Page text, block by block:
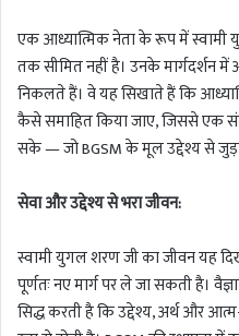
एक आध्यात्मिक नेता के रूप में स्वामी
तक सीमित नहीं है। उनके मार्गदर्शन
निकलते हैं। वे यह सिखाते हैं कि
कैसे समाहित किया जाए, जिससे एक
सके — जो BGSM के मूल उद्देश्य से
सेवा और उद्देश्य से भरा जीवन:
स्वामी युगल शरण जी का जीवन यह
पूर्णतः नए मार्ग पर ले जा सकती है।
सिद्ध करती है कि उद्देश्य, अर्थ और